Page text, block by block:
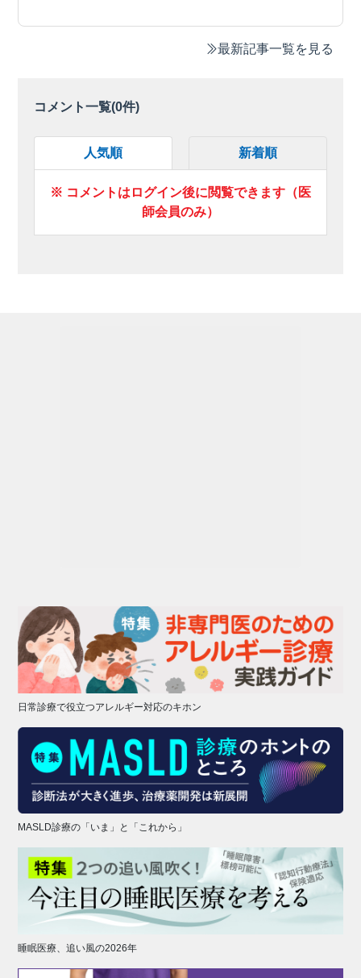
最新記事一覧を見る
コメント一覧(0件)
人気順 新着順
※ コメントはログイン後に閲覧できます（医
師会員のみ）
日常診療で役立つアレルギー対応のキホン
MASLD診療の「いま」と「これから」
睡眠医療、追い風の2026年